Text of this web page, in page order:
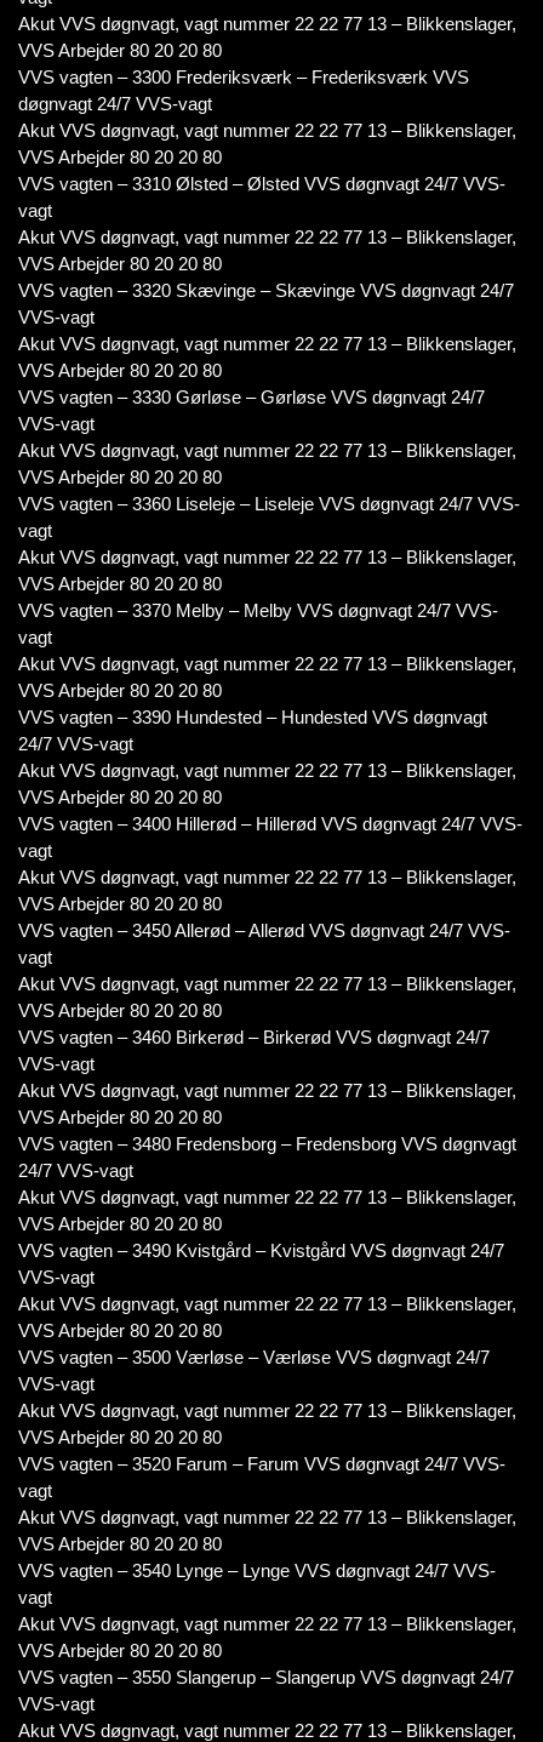
Akut VVS døgnvagt, vagt nummer 22 22 77 13 – Blikkenslager,
VVS Arbejder 80 20 20 80
VVS vagten – 3300 Frederiksværk – Frederiksværk VVS
døgnvagt 24/7 VVS-vagt
Akut VVS døgnvagt, vagt nummer 22 22 77 13 – Blikkenslager,
VVS Arbejder 80 20 20 80
VVS vagten – 3310 Ølsted – Ølsted VVS døgnvagt 24/7 VVS-
vagt
Akut VVS døgnvagt, vagt nummer 22 22 77 13 – Blikkenslager,
VVS Arbejder 80 20 20 80
VVS vagten – 3320 Skævinge – Skævinge VVS døgnvagt 24/7
VVS-vagt
Akut VVS døgnvagt, vagt nummer 22 22 77 13 – Blikkenslager,
VVS Arbejder 80 20 20 80
VVS vagten – 3330 Gørløse – Gørløse VVS døgnvagt 24/7
VVS-vagt
Akut VVS døgnvagt, vagt nummer 22 22 77 13 – Blikkenslager,
VVS Arbejder 80 20 20 80
VVS vagten – 3360 Liseleje – Liseleje VVS døgnvagt 24/7 VVS-
vagt
Akut VVS døgnvagt, vagt nummer 22 22 77 13 – Blikkenslager,
VVS Arbejder 80 20 20 80
VVS vagten – 3370 Melby – Melby VVS døgnvagt 24/7 VVS-
vagt
Akut VVS døgnvagt, vagt nummer 22 22 77 13 – Blikkenslager,
VVS Arbejder 80 20 20 80
VVS vagten – 3390 Hundested – Hundested VVS døgnvagt
24/7 VVS-vagt
Akut VVS døgnvagt, vagt nummer 22 22 77 13 – Blikkenslager,
VVS Arbejder 80 20 20 80
VVS vagten – 3400 Hillerød – Hillerød VVS døgnvagt 24/7 VVS-
vagt
Akut VVS døgnvagt, vagt nummer 22 22 77 13 – Blikkenslager,
VVS Arbejder 80 20 20 80
VVS vagten – 3450 Allerød – Allerød VVS døgnvagt 24/7 VVS-
vagt
Akut VVS døgnvagt, vagt nummer 22 22 77 13 – Blikkenslager,
VVS Arbejder 80 20 20 80
VVS vagten – 3460 Birkerød – Birkerød VVS døgnvagt 24/7
VVS-vagt
Akut VVS døgnvagt, vagt nummer 22 22 77 13 – Blikkenslager,
VVS Arbejder 80 20 20 80
VVS vagten – 3480 Fredensborg – Fredensborg VVS døgnvagt
24/7 VVS-vagt
Akut VVS døgnvagt, vagt nummer 22 22 77 13 – Blikkenslager,
VVS Arbejder 80 20 20 80
VVS vagten – 3490 Kvistgård – Kvistgård VVS døgnvagt 24/7
VVS-vagt
Akut VVS døgnvagt, vagt nummer 22 22 77 13 – Blikkenslager,
VVS Arbejder 80 20 20 80
VVS vagten – 3500 Værløse – Værløse VVS døgnvagt 24/7
VVS-vagt
Akut VVS døgnvagt, vagt nummer 22 22 77 13 – Blikkenslager,
VVS Arbejder 80 20 20 80
VVS vagten – 3520 Farum – Farum VVS døgnvagt 24/7 VVS-
vagt
Akut VVS døgnvagt, vagt nummer 22 22 77 13 – Blikkenslager,
VVS Arbejder 80 20 20 80
VVS vagten – 3540 Lynge – Lynge VVS døgnvagt 24/7 VVS-
vagt
Akut VVS døgnvagt, vagt nummer 22 22 77 13 – Blikkenslager,
VVS Arbejder 80 20 20 80
VVS vagten – 3550 Slangerup – Slangerup VVS døgnvagt 24/7
VVS-vagt
Akut VVS døgnvagt, vagt nummer 22 22 77 13 – Blikkenslager,